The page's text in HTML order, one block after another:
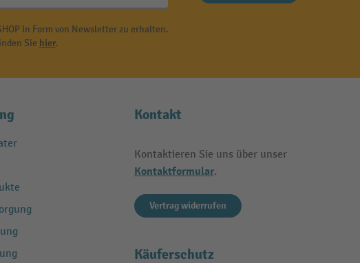
in Form von Newsletter zu erhalten.
Sie hier.
Kontakt
Kontaktieren Sie uns über unser
Kontaktformular.
Vertrag widerrufen
Käuferschutz